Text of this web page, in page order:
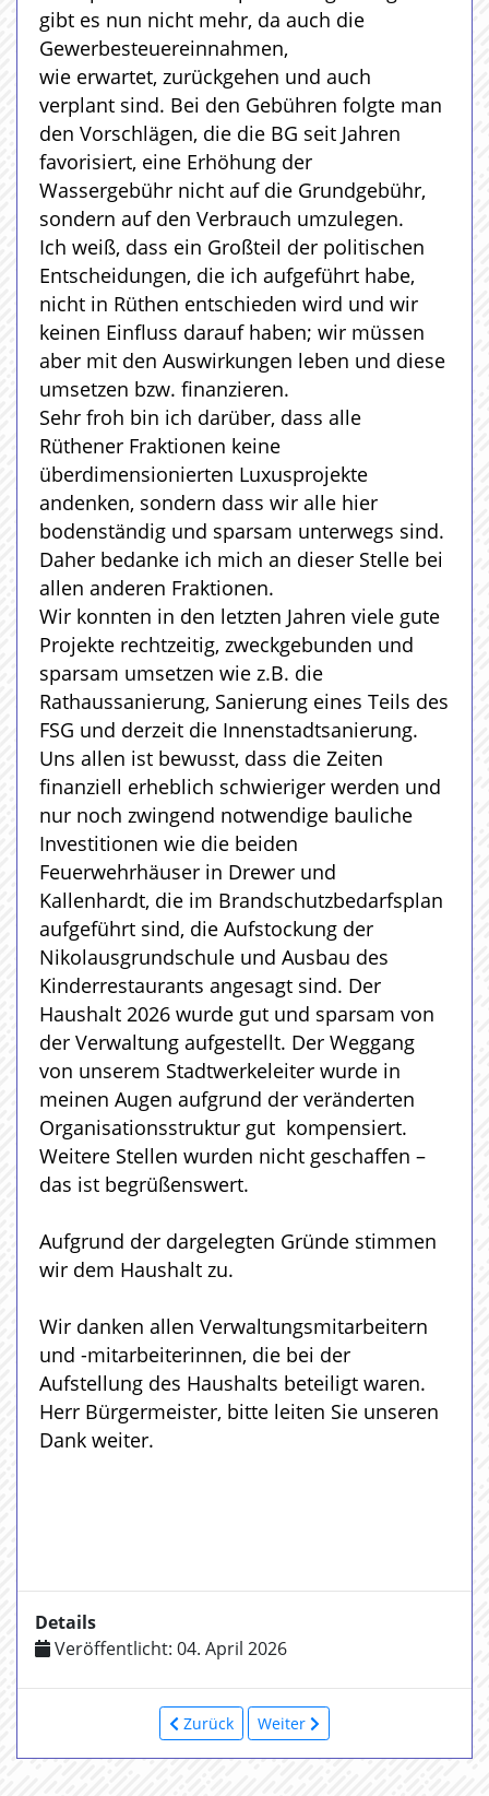
gibt es nun nicht mehr, da auch die
Gewerbesteuereinnahmen,
wie erwartet, zurückgehen und auch
verplant sind. Bei den Gebühren folgte man
den Vorschlägen, die die BG seit Jahren
favorisiert, eine Erhöhung der
Wassergebühr nicht auf die Grundgebühr,
sondern auf den Verbrauch umzulegen.
Ich weiß, dass ein Großteil der politischen
Entscheidungen, die ich aufgeführt habe,
nicht in Rüthen entschieden wird und wir
keinen Einfluss darauf haben; wir müssen
aber mit den Auswirkungen leben und diese
umsetzen bzw. finanzieren.
Sehr froh bin ich darüber, dass alle
Rüthener Fraktionen keine
überdimensionierten Luxusprojekte
andenken, sondern dass wir alle hier
bodenständig und sparsam unterwegs sind.
Daher bedanke ich mich an dieser Stelle bei
allen anderen Fraktionen.
Wir konnten in den letzten Jahren viele gute
Projekte rechtzeitig, zweckgebunden und
sparsam umsetzen wie z.B. die
Rathaussanierung, Sanierung eines Teils des
FSG und derzeit die Innenstadtsanierung.
Uns allen ist bewusst, dass die Zeiten
finanziell erheblich schwieriger werden und
nur noch zwingend notwendige bauliche
Investitionen wie die beiden
Feuerwehrhäuser in Drewer und
Kallenhardt, die im Brandschutzbedarfsplan
aufgeführt sind, die Aufstockung der
Nikolausgrundschule und Ausbau des
Kinderrestaurants angesagt sind. Der
Haushalt 2026 wurde gut und sparsam von
der Verwaltung aufgestellt. Der Weggang
von unserem Stadtwerkeleiter wurde in
meinen Augen aufgrund der veränderten
Organisationsstruktur gut kompensiert.
Weitere Stellen wurden nicht geschaffen –
das ist begrüßenswert.
Aufgrund der dargelegten Gründe stimmen
wir dem Haushalt zu.
Wir danken allen Verwaltungsmitarbeitern
und -mitarbeiterinnen, die bei der
Aufstellung des Haushalts beteiligt waren.
Herr Bürgermeister, bitte leiten Sie unseren
Dank weiter.
Details
Veröffentlicht: 04. April 2026
Zurück Weiter